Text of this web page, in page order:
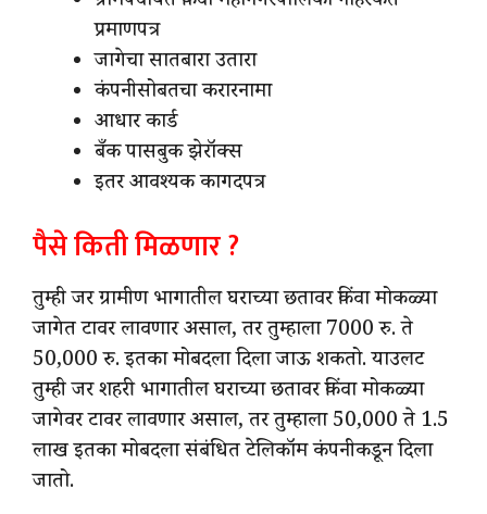
प्रमाणपत्र
जागेचा सातबारा उतारा
कंपनीसोबतचा करारनामा
आधार कार्ड
बँक पासबुक झेरॉक्स
इतर आवश्यक कागदपत्र
पैसे किती मिळणार ?
तुम्ही जर ग्रामीण भागातील घराच्या छतावर किंवा मोकळ्या
जागेत टावर लावणार असाल, तर तुम्हाला 7000 रु. ते
50,000 रु. इतका मोबदला दिला जाऊ शकतो. याउलट
तुम्ही जर शहरी भागातील घराच्या छतावर किंवा मोकळ्या
जागेवर टावर लावणार असाल, तर तुम्हाला 50,000 ते 1.5
लाख इतका मोबदला संबंधित टेलिकॉम कंपनीकडून दिला
जातो.